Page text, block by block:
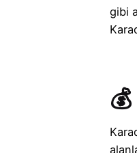
gibi
💰